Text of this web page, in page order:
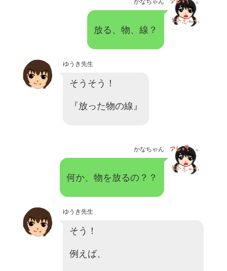
放る、物、線？
ゆうき先生
そうそう！
『放った物の線』
かなちゃん
何か、物を放るの？？
ゆうき先生
そう！
例えば、